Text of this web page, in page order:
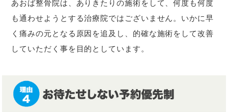
あおば整骨院は、ありきたりの施術をして、何度も何度
も通わせようとする治療院ではございません。いかに早
く痛みの元となる原因を追及し、的確な施術をして改善
していただく事を目的としています。